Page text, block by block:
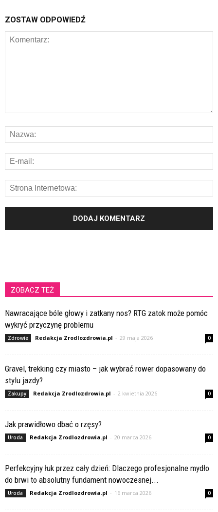
ZOSTAW ODPOWIEDŹ
ZOBACZ TEŻ
Nawracające bóle głowy i zatkany nos? RTG zatok może pomóc
wykryć przyczynę problemu
Zdrowie Redakcja Zrodlozdrowia.pl - 29 maja 2026 0
Gravel, trekking czy miasto – jak wybrać rower dopasowany do
stylu jazdy?
Zakupy Redakcja Zrodlozdrowia.pl - 2 kwietnia 2026 0
Jak prawidłowo dbać o rzęsy?
Uroda Redakcja Zrodlozdrowia.pl - 20 marca 2026 0
Perfekcyjny łuk przez cały dzień: Dlaczego profesjonalne mydło
do brwi to absolutny fundament nowoczesnej...
Uroda Redakcja Zrodlozdrowia.pl - 16 marca 2026 0